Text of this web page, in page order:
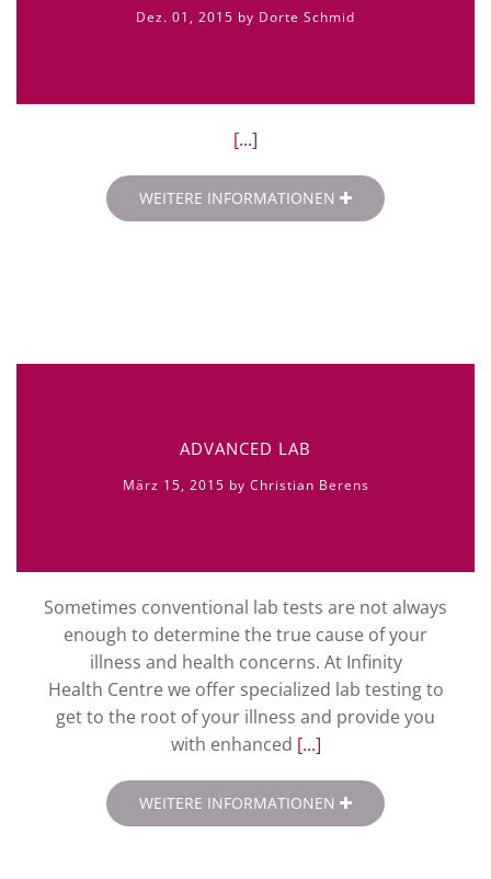
Dez. 01, 2015 by Dorte Schmid
[...]
WEITERE INFORMATIONEN
ADVANCED LAB
März 15, 2015 by Christian Berens
Sometimes conventional lab tests are not always
enough to determine the true cause of your
illness and health concerns. At Infinity
Health Centre we offer specialized lab testing to
get to the root of your illness and provide you
with enhanced [...]
WEITERE INFORMATIONEN